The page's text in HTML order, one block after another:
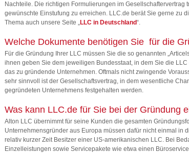
Nachteile. Die richtigen Formulierungen im Gesellschaftervertrag
gewünschte Einstufung zu erreichen. LLC.de berät Sie gerne zu
Thema auch unsere Seite „LLC in Deutschland“.
Welche Dokumente benötigen Sie für die
Für die Gründung Ihrer LLC müssen Sie die so genannten
ihnen geben Sie dem jeweiligen Bundesstaat, in dem Sie die
das zu gründende Unternehmen. Oftmals nicht zwingende
sehr sinnvoll ist der Gesellschaftsvertrag, in dem wesentliche
gegründeten Unternehmens festgehalten werden.
Was kann LLC.de für Sie bei der Gründung
Alton LLC übernimmt für seine Kunden die gesamten
Unternehmensgründer aus Europa müssen dafür nicht einmal in
relativ kurzer Zeit Besitzer einer US-amerikanischen LLC. Bei
Einzelleistungen sowie Servicepakete wie etwa einen